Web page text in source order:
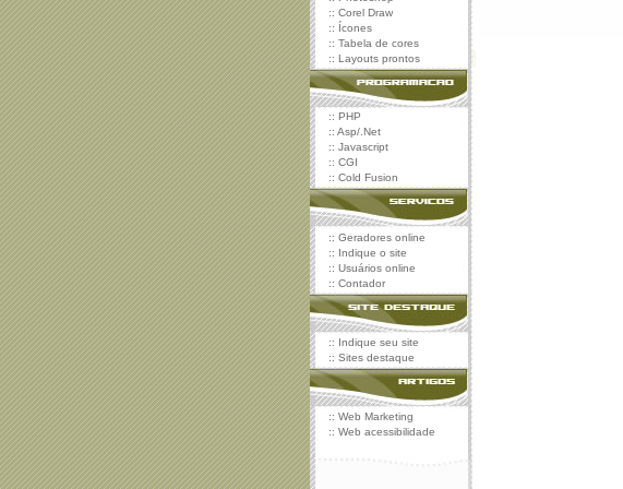
:: Corel Draw
:: Ícones
:: Tabela de cores
:: Layouts prontos
:: PHP
:: Asp/.Net
:: Javascript
:: CGI
:: Cold Fusion
:: Geradores online
:: Indique o site
:: Usuários online
:: Contador
:: Indique seu site
:: Sites destaque
:: Web Marketing
:: Web acessibilidade